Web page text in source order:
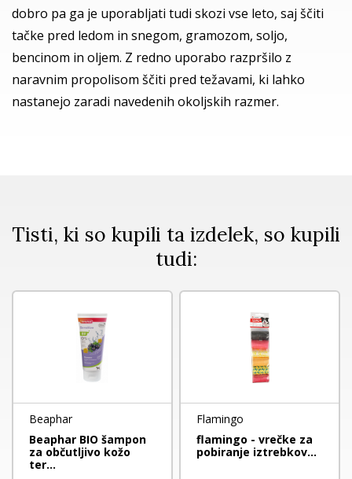
dobro pa ga je uporabljati tudi skozi vse leto, saj ščiti
tačke pred ledom in snegom, gramozom, soljo,
bencinom in oljem. Z redno uporabo razpršilo z
naravnim propolisom ščiti pred težavami, ki lahko
nastanejo zaradi navedenih okoljskih razmer.
Tisti, ki so kupili ta izdelek, so kupili
tudi:
Beaphar
Beaphar BIO šampon
za občutljivo kožo
ter...
Flamingo
flamingo - vrečke za
pobiranje iztrebkov...